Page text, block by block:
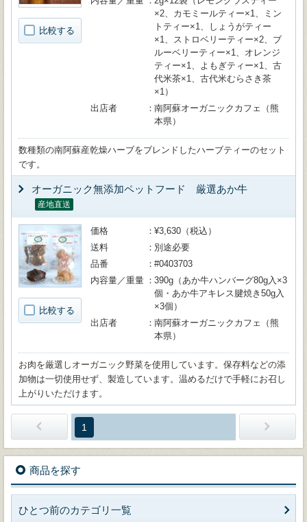
比較する
×2、カモミールティー×1、ミン
トティー×1、しょうがティー
×1、ストロベリーティー×2、ブ
ルーベリーティー×1、オレンジ
ティー×1、よもぎティー×1、古
代米茶×1、古代米むらさき茶
×1）
出店者
南阿蘇オーガニックカフェ（熊
本県）
数種類の南阿蘇産乾燥ハーブをブレンドしたハーブティーのセット
です。
オーガニック無添加ペットフード 厳選あか牛
産地直送
比較する
価格
¥3,630（税込）
送料
別途必要
品番
#0403703
内容量／重量
390g（あか牛ハンバーグ80g入×3
個・あか牛アキレス腱焼き50g入
×3個）
出店者
南阿蘇オーガニックカフェ（熊
本県）
お肉を厳選しオーガニック野菜を使用しています。保存料などの添
加物は一切使用せず、製造しています。温めるだけで手軽にお召し
上がりいただけます。
1
商品を探す
ひとつ前のカテゴリ一覧